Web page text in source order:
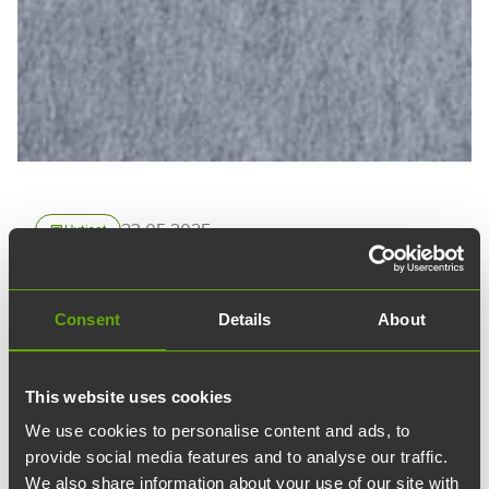
Consent Details About
This website uses cookies
We use cookies to personalise content and ads, to
provide social media features and to analyse our traffic.
We also share information about your use of our site with
articleUutiset 23.05.2025
Arespartners ville ha
kontorslokaler just i
orsaken är bekant för
många